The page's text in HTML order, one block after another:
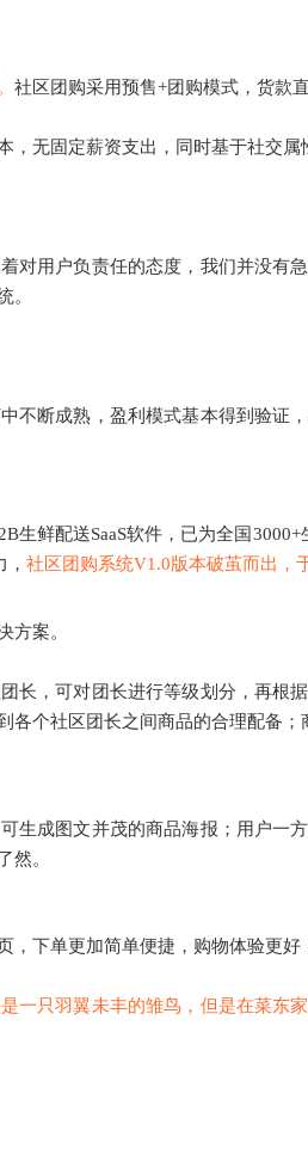
社区团购采用预售+团购模式，货款
，无固定薪资支出，同时基于社交属
对用户负责任的态度，我们并没
。
不断成熟，盈利模式基本得到验
生鲜配送SaaS软件，已为全国
社区团购系统V1.0版本破茧而出，
方案。
长，可对团长进行等级划分，再根
个社区团长之间商品的合理配备
生成图文并茂的商品海报； 用户一
然。
，下单更加简单便捷，购物体验更
一只羽翼未丰的雏鸟，但是在菜